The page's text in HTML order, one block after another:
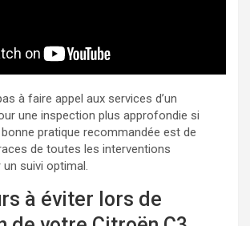
à faire appel aux services d’un
une inspection plus approfondie si
pratique recommandée est de
de toutes les interventions
suivi optimal.
à éviter lors de